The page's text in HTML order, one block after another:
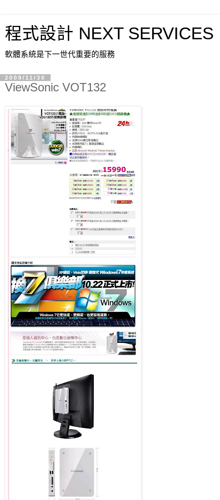
程式設計 NEXT SERVICES
軟體系統是下一世代重要的服務
2009/11/30
ViewSonic VOT132